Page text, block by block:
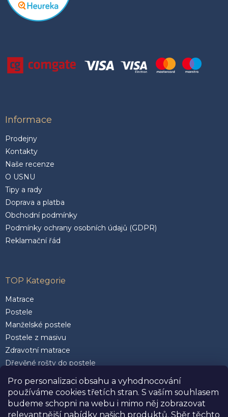
Pro personalizaci obsahu a vyhodnocování
používáme cookies třetích stran. S vaším souhlasem
budeme schopni na webu i mimo něj zobrazovat
relevantnější nabídky našich produktů. Sběr těchto
Informace
Prodejny
Kontakty
Naše recenze
O USNU
Tipy a rady
Doprava a platba
Obchodní podmínky
Podmínky ochrany osobních údajů (GDPR)
Reklamační řád
TOP Kategorie
Matrace
Postele
Manželské postele
Postele z masivu
Zdravotní matrace
Dřevěné rošty do postele
Postele 200 x 200 cm
Matrace 90 x 200 cm
Rozkládací postele
Kvalitní polštáře